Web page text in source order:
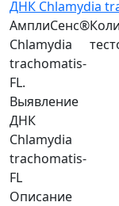
АмплиСенс®
Chlamydia
trachomatis-
FL.
Выявление
ДНК
Chlamydia
trachomatis-
FL
Описание